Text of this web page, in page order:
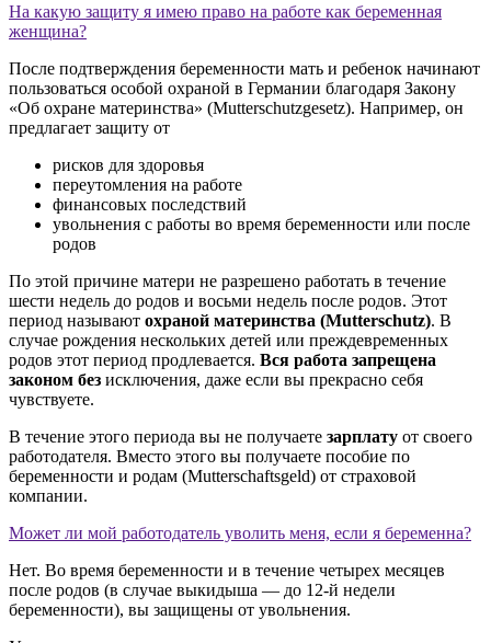
На какую защиту я имею право на работе как беременная
женщина?
После подтверждения беременности мать и ребенок начинают
пользоваться особой охраной в Германии благодаря Закону
«Об охране материнства» (Mutterschutzgesetz). Например, он
предлагает защиту от
рисков для здоровья
переутомления на работе
финансовых последствий
увольнения с работы во время беременности или после
родов
По этой причине матери не разрешено работать в течение
шести недель до родов и восьми недель после родов. Этот
период называют охраной материнства (Mutterschutz). В
случае рождения нескольких детей или преждевременных
родов этот период продлевается. Вся работа запрещена
законом без исключения, даже если вы прекрасно себя
чувствуете.
В течение этого периода вы не получаете зарплату от своего
работодателя. Вместо этого вы получаете пособие по
беременности и родам (Mutterschaftsgeld) от страховой
компании.
Может ли мой работодатель уволить меня, если я беременна?
Нет. Во время беременности и в течение четырех месяцев
после родов (в случае выкидыша — до 12-й недели
беременности), вы защищены от увольнения.